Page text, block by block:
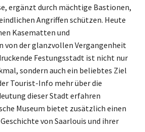
ergänzt durch mächtige Bastionen,
Angriffen schützen. Heute
Kasematten und
von der glanzvollen Vergangenheit
Festungsstadt ist nicht nur
sondern auch ein beliebtes Ziel
Tourist-Info mehr über die
dieser Stadt erfahren
Museum bietet zusätzlich einen
von Saarlouis und ihrer